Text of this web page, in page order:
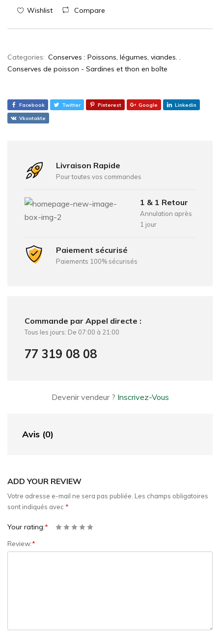
Wishlist Compare
Categories: Conserves : Poissons, légumes, viandes. ,
Conserves de poisson - Sardines et thon en boîte
Facebook Twitter Pinterest Google Linkedin
Vkontakte
Livraison Rapide
Pour toutes vos commandes
1 & 1 Retour
Annulation après
1 jour
Paiement sécurisé
Paiements 100% sécurisés
Commande par Appel directe :
Tous les jours: De 07:00 à 21:00
77 319 08 08
Devenir vendeur ? Inscrivez-Vous
Avis (0)
ADD YOUR REVIEW
Votre adresse e-mail ne sera pas publiée. Les champs obligatoires
sont indiqués avec *
Your rating:*
Review:*